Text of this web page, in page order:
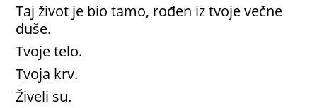
Taj život je bio tamo, rođen iz tvoje večne
duše.
Tvoje telo.
Tvoja krv.
Živeli su.